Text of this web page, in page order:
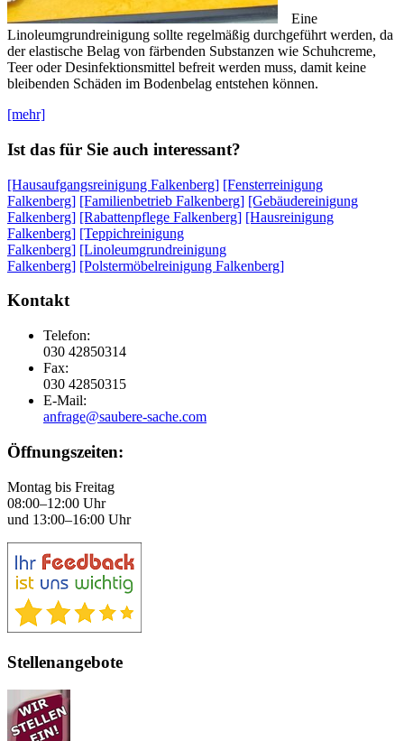
Eine
Linoleumgrundreinigung sollte regelmäßig durchgeführt werden, da
der elastische Belag von färbenden Substanzen wie Schuhcreme,
Teer oder Desinfektionsmittel befreit werden muss, damit keine
bleibenden Schäden im Bodenbelag entstehen können.
[mehr]
Ist das für Sie auch interessant?
[Hausaufgangsreinigung Falkenberg] [Fensterreinigung
Falkenberg] [Familienbetrieb Falkenberg] [Gebäudereinigung
Falkenberg] [Rabattenpflege Falkenberg] [Hausreinigung
Falkenberg] [Teppichreinigung
Falkenberg] [Linoleumgrundreinigung
Falkenberg] [Polstermöbelreinigung Falkenberg]
Kontakt
Telefon:
030 42850314
Fax:
030 42850315
E-Mail:
anfrage@saubere-sache.com
Öffnungszeiten:
Montag bis Freitag
08:00–12:00 Uhr
und 13:00–16:00 Uhr
Stellenangebote